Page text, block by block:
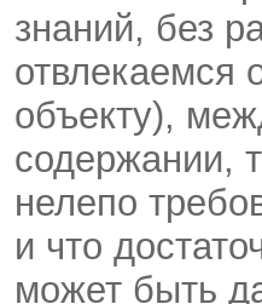
знаний, без
отвлекаемся
объекту),
содержании,
нелепо
и что
может быть